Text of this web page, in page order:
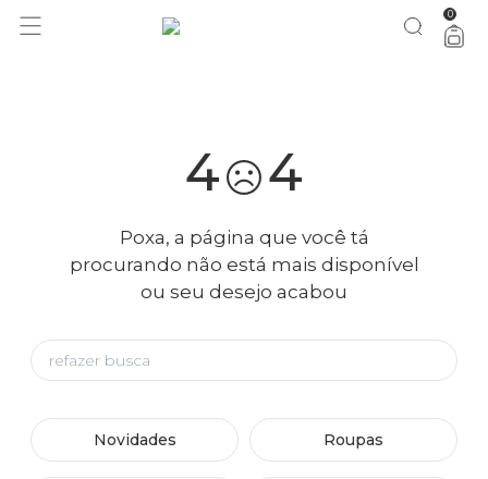
você merece 30% OFF pra comemorar com a gente aproveita! 0
4 4
Poxa, a página que você tá
procurando não está mais disponível
ou seu desejo acabou
Novidades Roupas